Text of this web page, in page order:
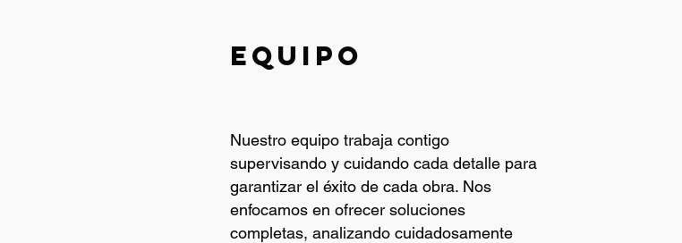
equipo
Nuestro equipo trabaja contigo
supervisando y cuidando cada detalle para
garantizar el éxito de cada obra. Nos
enfocamos en ofrecer soluciones
completas, analizando cuidadosamente